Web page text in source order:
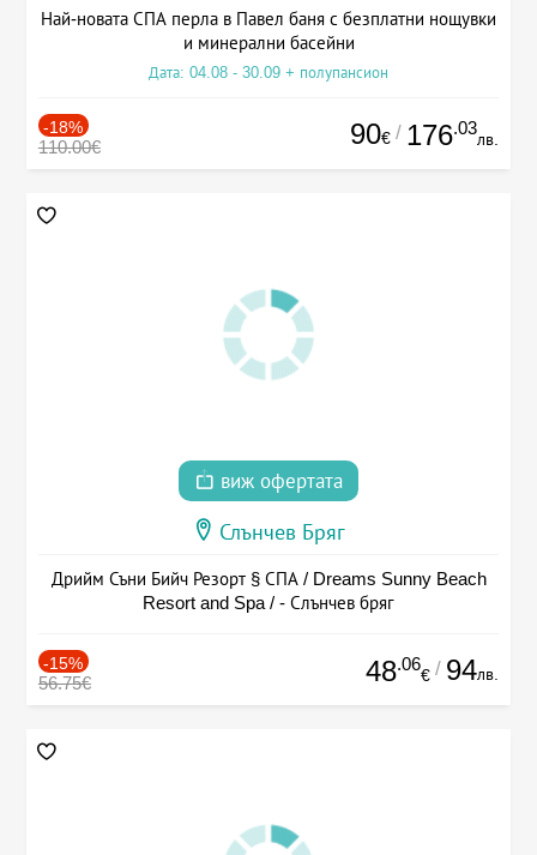
Най-новата СПА перла в Павел баня с безплатни нощувки
и минерални басейни
Дата: 04.08 - 30.09 + полупансион
-18%
110.00€ 90€ / 176.03
лв.
виж офертата
Слънчев Бряг
Дрийм Съни Бийч Резорт § СПА / Dreams Sunny Beach
Resort and Spa / - Слънчев бряг
-15%
56.75€ 48.06
€ / 94лв.